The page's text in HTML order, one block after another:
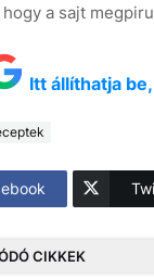
a sajt
Itt állíthatja
CIKKEK